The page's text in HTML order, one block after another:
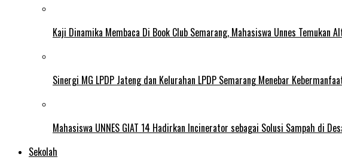
Kaji Dinamika Membaca Di Book Club Semarang, Mahasiswa Unnes
Sinergi MG LPDP Jateng dan Kelurahan LPDP Semarang Menebar
Mahasiswa UNNES GIAT 14 Hadirkan Incinerator sebagai Solusi Sampah di
Sekolah